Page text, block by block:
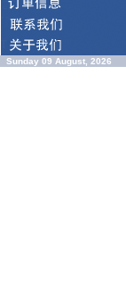
Sunday 09 August, 2026